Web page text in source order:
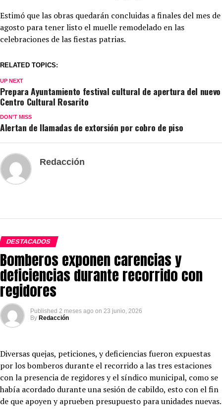
Estimó que las obras quedarán concluidas a finales del mes de
agosto para tener listo el muelle remodelado en las
celebraciones de las fiestas patrias.
RELATED TOPICS:
UP NEXT
Prepara Ayuntamiento festival cultural de apertura del nuevo
Centro Cultural Rosarito
DON'T MISS
Alertan de llamadas de extorsión por cobro de piso
Redacción
DESTACADOS
Bomberos exponen carencias y
deficiencias durante recorrido con
regidores
Published 2 meses ago on 23 junio, 2026
By Redacción
Diversas quejas, peticiones, y deficiencias fueron expuestas
por los bomberos durante el recorrido a las tres estaciones
con la presencia de regidores y el síndico municipal, como se
había acordado durante una sesión de cabildo, esto con el fin
de que apoyen y aprueben presupuesto para unidades nuevas.